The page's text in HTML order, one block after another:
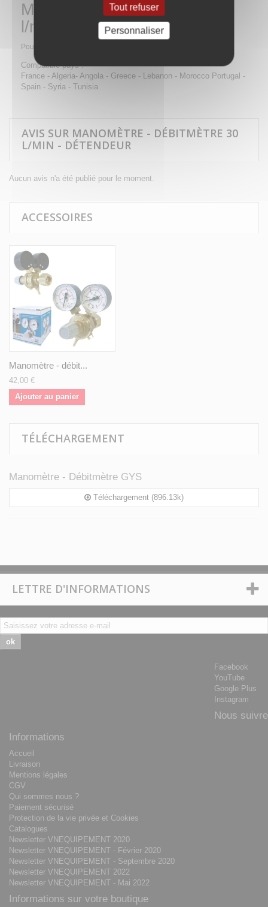
Tout refuser
Personnaliser
Manomètre - débitmètre 30
l/min - détendeur
Pour tuyau Ø 6,0
Compatible pays :
France - Algeria- Angola - Greece - Lebanon - Morocco Portugal -
Spain - Syria - Tunisia
AVIS SUR MANOMÈTRE - DÉBITMÈTRE 30
L/MIN - DÉTENDEUR
Aucun avis n'a été publié pour le moment.
ACCESSOIRES
Manomètre - débit...
42,00 €
Ajouter au panier
TÉLÉCHARGEMENT
Manomètre - Débitmètre GYS
Téléchargement (896.13k)
LETTRE D'INFORMATIONS
ok
Facebook
YouTube
Google Plus
Instagram
Nous suivre
Informations
Accueil
Livraison
Mentions légales
CGV
Qui sommes nous ?
Paiement sécurisé
Protection de la vie privée et Cookies
Catalogues
Newsletter VNEQUIPEMENT 2020
Newsletter VNEQUIPEMENT - Février 2020
Newsletter VNEQUIPEMENT - Septembre 2020
Newsletter VNEQUIPEMENT 2022
Newsletter VNEQUIPEMENT - Mai 2022
Informations sur votre boutique